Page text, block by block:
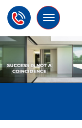
Toggle
navigation